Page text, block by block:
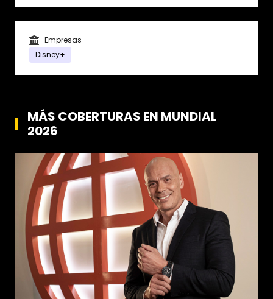
Empresas
Disney+
MÁS COBERTURAS EN MUNDIAL
2026